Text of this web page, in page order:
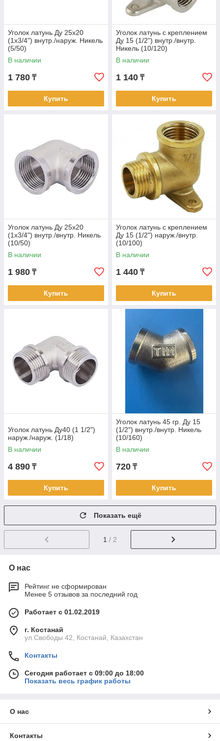
Уголок латунь Ду 25х20
(1х3/4") внутр./наруж. Никель
(5/50)
В наличии
1 780 ₸
Купить
Уголок латунь с креплением
Ду 15 (1/2") внутр./внутр.
Никель (10/120)
В наличии
1 140 ₸
Купить
Уголок латунь Ду 25х20
(1х3/4") внутр./внутр. Никель
(10/50)
В наличии
1 980 ₸
Купить
Уголок латунь с креплением
Ду 15 (1/2") наруж./внутр.
(10/100)
В наличии
1 440 ₸
Купить
Уголок латунь Ду40 (1 1/2")
наруж./наруж. (1/18)
В наличии
4 890 ₸
Купить
Уголок латунь 45 гр. Ду 15
(1/2") внутр./внутр. Никель
(10/160)
В наличии
720 ₸
Купить
Показать ещё
1 / 2
О нас
Рейтинг не сформирован
Менее 5 отзывов за последний год
Работает с 01.02.2019
г. Костанай
ул.Свободы 42, Костанай, Казахстан
Контакты
Сегодня работает с 09:00 до 18:00
Показать весь график работы
О нас
Контакты